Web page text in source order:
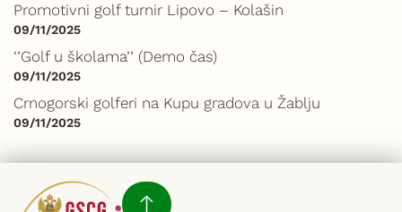
Promotivni golf turnir Lipovo – Kolašin
09/11/2025
‘’Golf u školama’’ (Demo čas)
09/11/2025
Crnogorski golferi na Kupu gradova u Žablju
09/11/2025